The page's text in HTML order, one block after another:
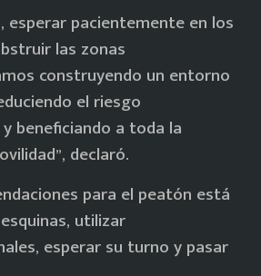
esperar pacientemente en los
las zonas
construyendo un entorno
el riesgo
beneficiando a toda la
declaró.
para el peatón está
utilizar
esperar su turno y pasar